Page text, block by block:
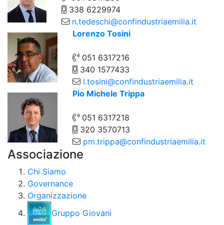
338 6229974
n.tedeschi@confindustriaemilia.it
Lorenzo Tosini
051 6317216
340 1577433
l.tosini@confindustriaemilia.it
Pio Michele Trippa
051 6317218
320 3570713
pm.trippa@confindustriaemilia.it
Associazione
Chi Siamo
Governance
Organizzazione
Gruppo Giovani